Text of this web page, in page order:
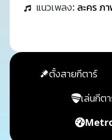
แนวเพลง: ละคร ภ
ตั้งสายกีตาร์
เล่นกีต